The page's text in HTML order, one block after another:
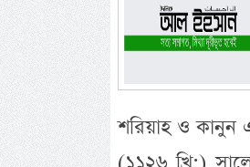
শরিয়াহ ও কানুন